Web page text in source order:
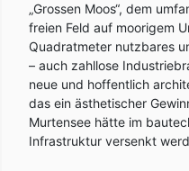
„Grossen Moos“, dem
freien Feld auf moorigem
Quadratmeter nutzbares
– auch zahllose
neue und hoffentlich
das ein ästhetischer
Murtensee hätte im
Infrastruktur versenkt